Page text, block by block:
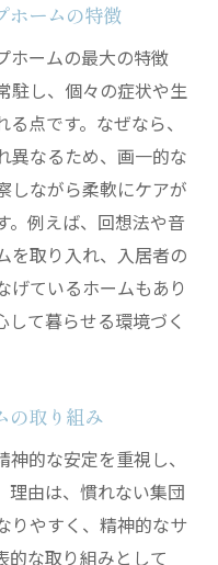
ホームの特徴
ホームの最大の特徴
駐し、個々の症状や生
点です。なぜなら、
異なるため、画一的な
しながら柔軟にケアが
。例えば、回想法や音
を取り入れ、入居者の
げているホームもあり
して暮らせる環境づく
の取り組み
的な安定を重視し、
理由は、慣れない集団
りやすく、精神的なサ
的な取り組みとして